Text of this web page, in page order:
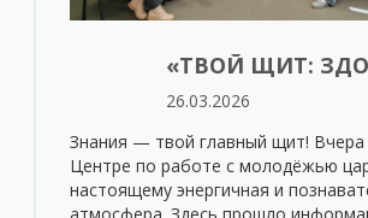
«ТВОЙ ЩИТ:
26.03.2026
Знания — твой главный щит! Вчера
Центре по работе с молодёжью
настоящему энергичная и